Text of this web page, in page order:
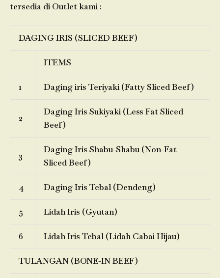
tersedia di Outlet kami :
DAGING IRIS (SLICED BEEF)
ITEMS
1 Daging iris Teriyaki (Fatty Sliced Beef)
2
Daging Iris Sukiyaki (Less Fat Sliced
Beef)
3
Daging Iris Shabu-Shabu (Non-Fat
Sliced Beef)
4 Daging Iris Tebal (Dendeng)
5 Lidah Iris (Gyutan)
6 Lidah Iris Tebal (Lidah Cabai Hijau)
TULANGAN (BONE-IN BEEF)